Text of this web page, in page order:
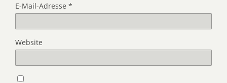
E-Mail-Adresse *
Website